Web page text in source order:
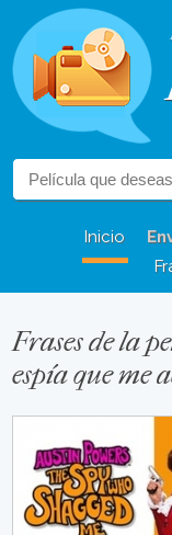
Inicio
Frases de la
espía que me